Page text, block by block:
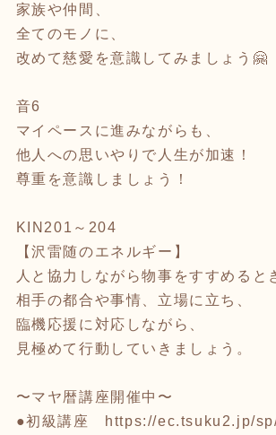
家族や仲間、
全てのモノに、
改めて慈愛を意識してみましょう🤗
音6
マイペースに進みながらも、
他人への思いやりで人生が加速！
尊重を意識しましょう！
KIN201～204
【沢雷随のエネルギー】
人と協力しながら物事をすすめると
相手の都合や事情、立場に立ち、
臨機応援に対応しながら、
見極めて行動していきましょう。
〜マヤ暦講座開催中〜
●初級講座
https://ec.tsuku2.jp/